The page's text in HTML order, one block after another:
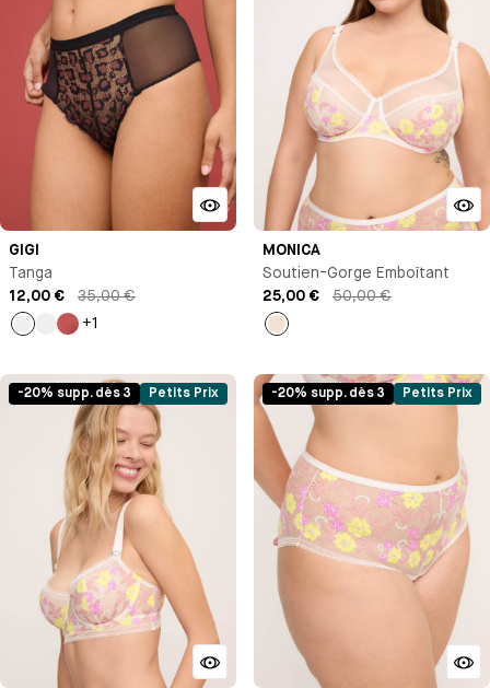
GIGI
Tanga
12,00 €
35,00 €
Noir
+1
MONICA
Soutien-Gorge Emboîtant
25,00 €
50,00 €
Milk
-20% supp. dès 3 Petits Prix -20% supp. dès 3 Petits Prix